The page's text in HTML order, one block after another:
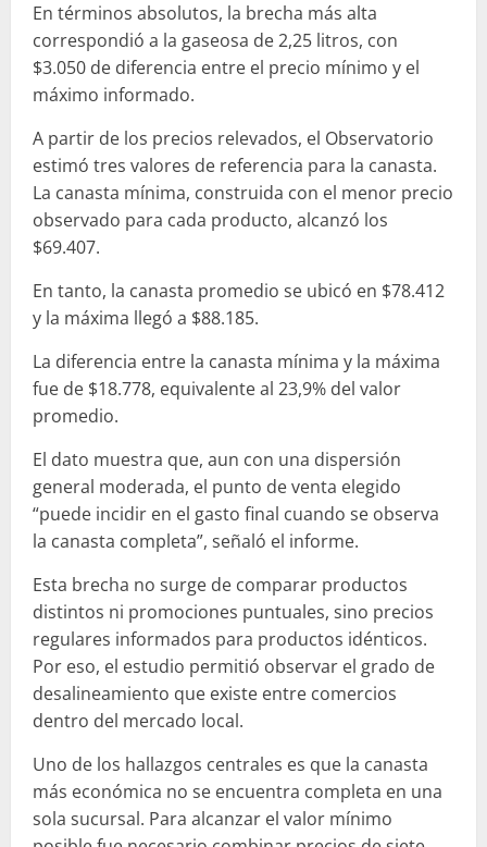
En términos absolutos, la brecha más alta
correspondió a la gaseosa de 2,25 litros, con
$3.050 de diferencia entre el precio mínimo y el
máximo informado.
A partir de los precios relevados, el Observatorio
estimó tres valores de referencia para la canasta.
La canasta mínima, construida con el menor precio
observado para cada producto, alcanzó los
$69.407.
En tanto, la canasta promedio se ubicó en $78.412
y la máxima llegó a $88.185.
La diferencia entre la canasta mínima y la máxima
fue de $18.778, equivalente al 23,9% del valor
promedio.
El dato muestra que, aun con una dispersión
general moderada, el punto de venta elegido
“puede incidir en el gasto final cuando se observa
la canasta completa”, señaló el informe.
Esta brecha no surge de comparar productos
distintos ni promociones puntuales, sino precios
regulares informados para productos idénticos.
Por eso, el estudio permitió observar el grado de
desalineamiento que existe entre comercios
dentro del mercado local.
Uno de los hallazgos centrales es que la canasta
más económica no se encuentra completa en una
sola sucursal. Para alcanzar el valor mínimo